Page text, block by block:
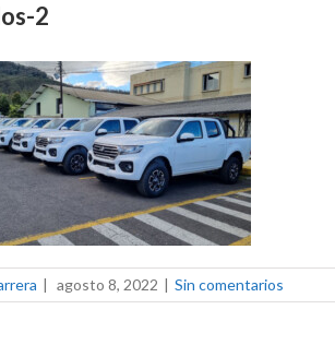
2
| agosto 8, 2022 | Sin comentarios